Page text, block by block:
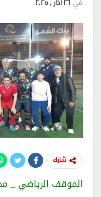
في 26 آذار , 2025
شارك
الموقف الرياضي _